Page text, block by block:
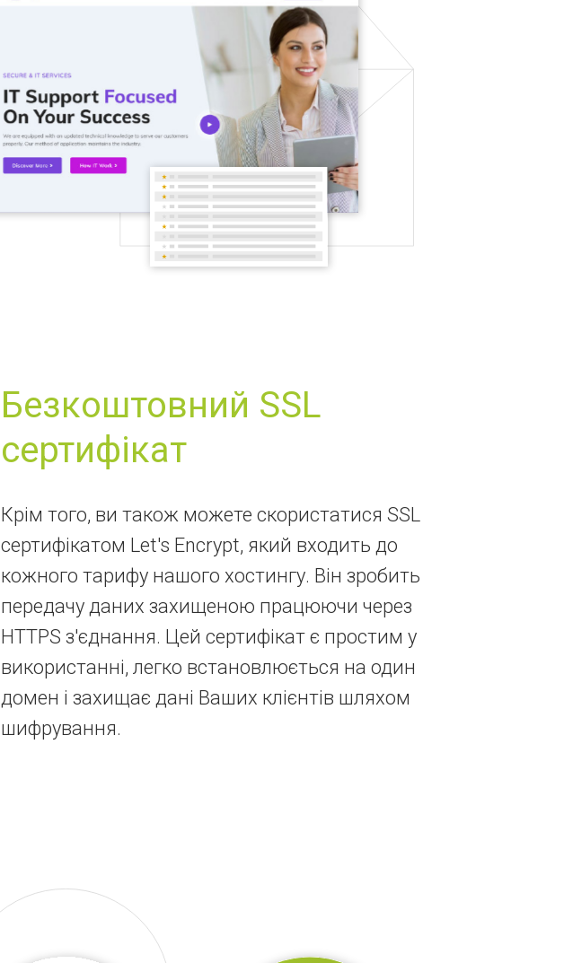
Безкоштовний SSL
сертифікат
Крім того, ви також можете скористатися SSL
сертифікатом Let's Encrypt, який входить до
кожного тарифу нашого хостингу. Він зробить
передачу даних захищеною працюючи через
HTTPS з'єднання. Цей сертифікат є простим у
використанні, легко встановлюється на один
домен і захищає дані Ваших клієнтів шляхом
шифрування.